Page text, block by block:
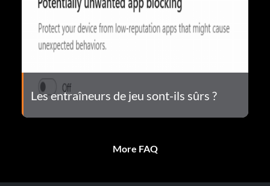
Les entraîneurs de jeu sont-ils sûrs ?
More FAQ